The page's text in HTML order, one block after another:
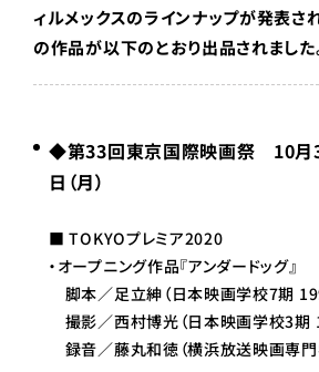
ィルメックスのラインナップが発表さ
の作品が以下のとおり出品されました
◆第33回東京国際映画祭 10月
日（月）
■ TOKYOプレミア2020
・オープニング作品『アンダードッグ』
脚本／足立紳（日本映画学校7期
撮影／西村博光（日本映画学校3期
録音／藤丸和徳（横浜放送映画専